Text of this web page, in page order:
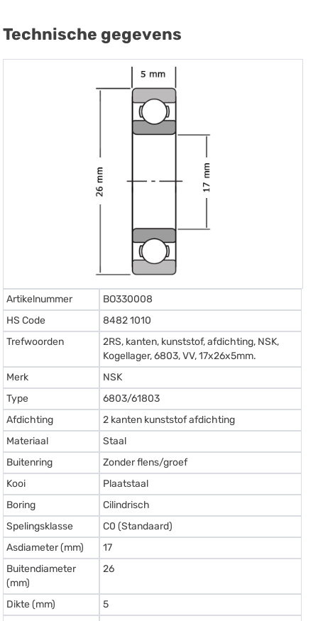
Technische gegevens
Artikelnummer
BO330008
HS Code
8482 1010
Trefwoorden
2RS, kanten, kunststof, afdichting, NSK,
Kogellager, 6803, VV, 17x26x5mm.
Merk
NSK
Type
6803/61803
Afdichting
2 kanten kunststof afdichting
Materiaal
Staal
Buitenring
Zonder flens/groef
Kooi
Plaatstaal
Boring
Cilindrisch
Spelingsklasse
C0 (Standaard)
Asdiameter (mm)
17
Buitendiameter
(mm)
26
Dikte (mm)
5